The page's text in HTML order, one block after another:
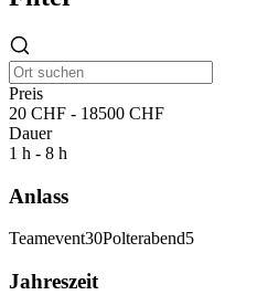
Preis
20 CHF - 18500 CHF
Dauer
1 h - 8 h
Anlass
Teamevent30Polterabend5
Jahreszeit